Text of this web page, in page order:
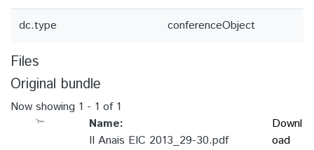
dc.type conferenceObject
Files
Original bundle
Now showing 1 - 1 of 1
Name:
II Anais EIC 2013_29-30.pdf
Downl
oad